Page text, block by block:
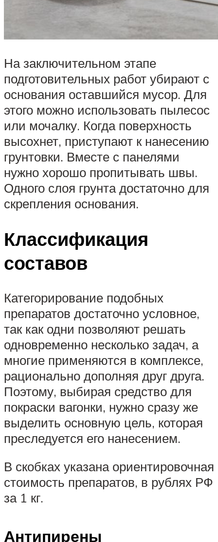
На заключительном этапе
подготовительных работ убирают с
основания оставшийся мусор. Для
этого можно использовать пылесос
или мочалку. Когда поверхность
высохнет, приступают к нанесению
грунтовки. Вместе с панелями
нужно хорошо пропитывать швы.
Одного слоя грунта достаточно для
скрепления основания.
Классификация
составов
Категорирование подобных
препаратов достаточно условное,
так как одни позволяют решать
одновременно несколько задач, а
многие применяются в комплексе,
рационально дополняя друг друга.
Поэтому, выбирая средство для
покраски вагонки, нужно сразу же
выделить основную цель, которая
преследуется его нанесением.
В скобках указана ориентировочная
стоимость препаратов, в рублях РФ
за 1 кг.
Антипирены